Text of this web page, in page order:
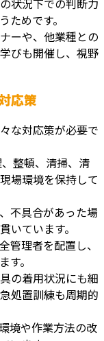
めです。
ーや、他業種との
びも開催し、視野
応策
な対応策が必要で
整頓、清掃、清
場環境を保持して
不具合があった場
いています。
管理者を配置し、
。
の着用状況にも細
処置訓練も周期的
境や作業方法の改